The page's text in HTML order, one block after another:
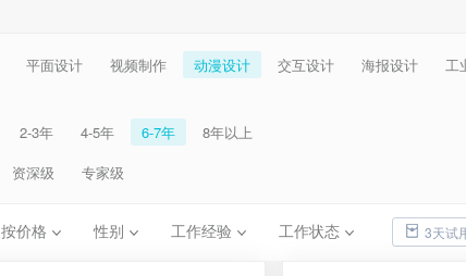
平面设计 视频制作 动漫设计 交互设计 海报设计 工
2-3年 4-5年 6-7年
8年以上
资深级 专家级
按价格 性别 工作经验 工作状态 3天试